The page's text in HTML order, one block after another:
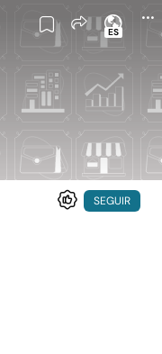
ES
SEGUIR